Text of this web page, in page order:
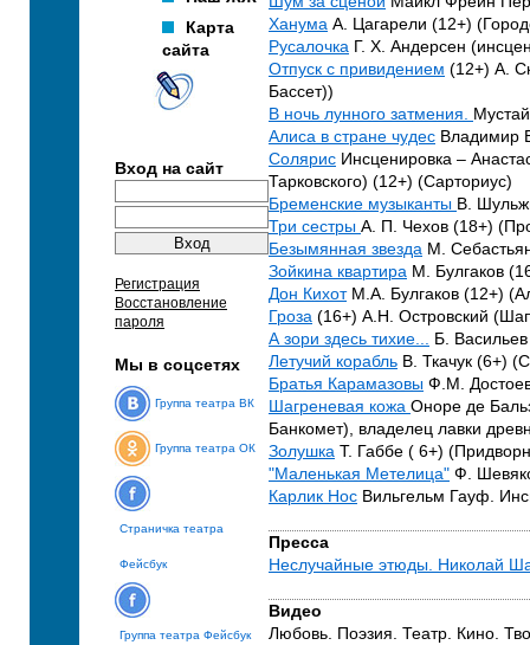
Карта
сайта
Вход на сайт
Регистрация
Восстановление
пароля
Мы в соцсетях
Группа театра ВК
Группа театра ОК
Страничка театра
Фейсбук
Группа театра Фейсбук
Ханума А. Цагарели (12+)
Русалочка Г. Х. Андерсен
Отпуск с привидением (12+) А.
Бассет))
В ночь лунного затмения.
Алиса в стране чудес Владимир
Солярис Инсценировка –
Тарковского) (12+) (Сарториус)
Бременские музыканты В.
Три сестры А. П. Чехов (18+)
Безымянная звезда М.
Зойкина квартира М. Булгаков
Дон КихотМ.А. Булгаков (12+)
Гроза (16+) А.Н. Островский
А зори здесь тихие... Б.
Летучий корабль В. Ткачук (6+)
Братья Карамазовы Ф.М.
Шагреневая кожа Оноре де
Банкомет), владелец лавки
Золушка Т. Габбе ( 6+)
"Маленькая Метелица" Ф.
Карлик Нос Вильгельм Гауф.
Пресса
Неслучайные этюды. Николай
Видео
Любовь. Поэзия. Театр. Кино.